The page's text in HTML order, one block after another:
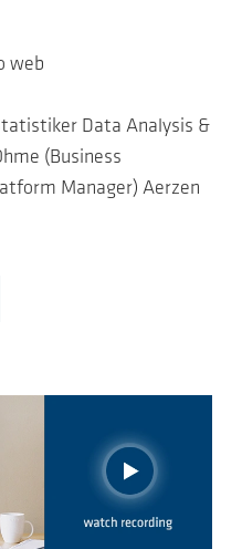
Data Analysis &
(Business
Manager) Aerzen